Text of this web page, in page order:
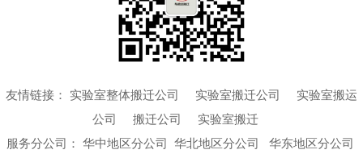
友情链接： 实验室整体搬迁公司 实验室搬迁公司
实验室搬运
公司
搬迁公司
实验室搬迁
服务分公司： 华中地区分公司 华北地区分公司 华东地区分公司